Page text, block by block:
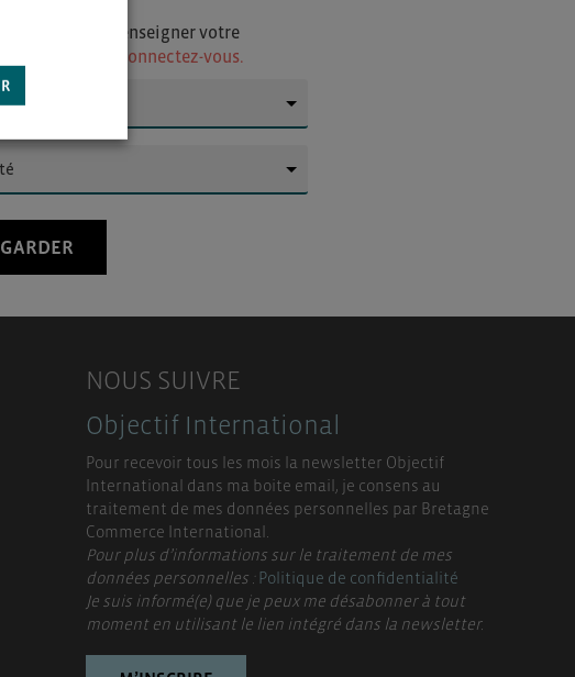
merci de renseigner votre
ou connectez-vous.
NOUS SUIVRE
Objectif International
Pour recevoir tous les mois la newsletter Objectif
International dans ma boite email, je consens au
traitement de mes données personnelles par Bretagne
Commerce International.
Pour plus d’informations sur le traitement de mes
données personnelles :Politique de confidentialité
Je suis informé(e) que je peux me désabonner à tout
moment en utilisant le lien intégré dans la newsletter.